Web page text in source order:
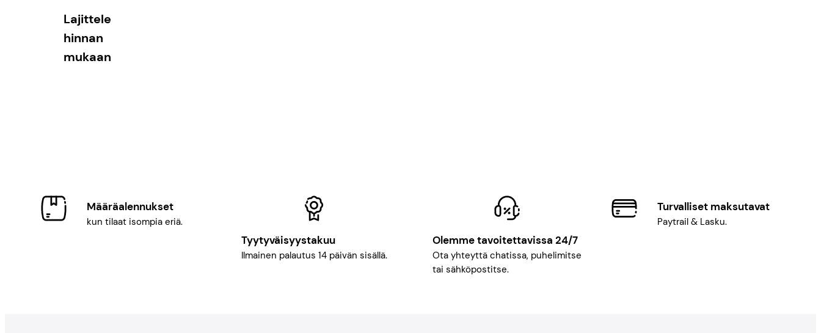
Lajittele
hinnan
mukaan
Määräalennukset
kun tilaat isompia eriä.
Tyytyväisyystakuu
Ilmainen palautus 14 päivän sisällä.
Olemme tavoitettavissa 24/7
Ota yhteyttä chatissa, puhelimitse
tai sähköpostitse.
Turvalliset maksutavat
Paytrail & Lasku.